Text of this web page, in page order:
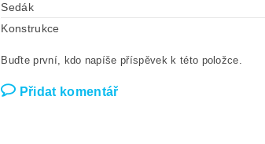
Sedák
Konstrukce
Buďte první, kdo napíše příspěvek k této položce.
Přidat komentář